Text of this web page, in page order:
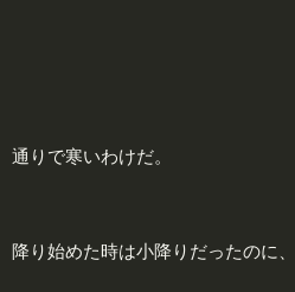
通りで寒いわけだ。
降り始めた時は小降りだったのに、